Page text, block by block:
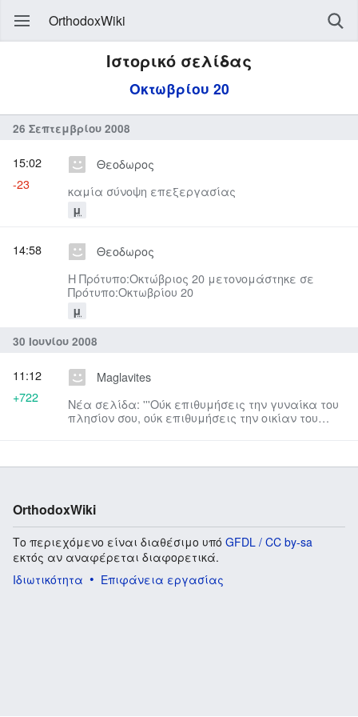
OrthodoxWiki
Ιστορικό σελίδας
Οκτωβρίου 20
26 Σεπτεμβρίου 2008
Θεοδωρος
καμία σύνοψη επεξεργασίας
μ
15:02
-23
Θεοδωρος
Η Πρότυπο:Οκτώβριος 20 μετονομάστηκε σε
Πρότυπο:Οκτωβρίου 20
μ
14:58
30 Ιουνίου 2008
Maglavites
Νέα σελίδα: '''Ούκ επιθυμήσεις την γυναίκα του
πλησίον σου, ούκ επιθυμήσεις την οικίαν του
11:12
+722
OrthodoxWiki
Το περιεχόμενο είναι διαθέσιμο υπό GFDL / CC by-sa
εκτός αν αναφέρεται διαφορετικά.
Ιδιωτικότητα
Επιφάνεια εργασίας